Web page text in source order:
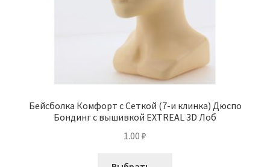
Бейсболка Комфорт с Сеткой (7-и клинка) Дюспо
Бондинг с вышивкой EXTREAL 3D Лоб
1.00 ₽